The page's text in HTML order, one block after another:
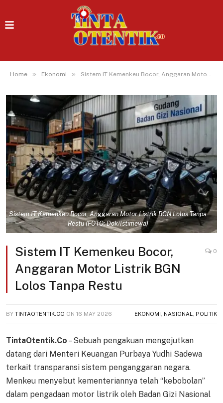
Home » Ekonomi » Sistem IT Kemenkeu Bocor, Anggaran Motor Listrik BGN Lolos Tanpa Restu
Sistem IT Kemenkeu Bocor, Anggaran Motor Listrik BGN Lolos Tanpa
Restu (FOTO: Dok/Istimewa)
Sistem IT Kemenkeu Bocor,
Anggaran Motor Listrik BGN
Lolos Tanpa Restu
0
BY TINTAOTENTIK.CO ON 16 MAY 2026 EKONOMI NASIONAL POLITIK
TintaOtentik.Co – Sebuah pengakuan mengejutkan
datang dari Menteri Keuangan Purbaya Yudhi Sadewa
terkait transparansi sistem penganggaran negara.
Menkeu menyebut kementeriannya telah “kebobolan”
dalam pengadaan motor listrik oleh Badan Gizi Nasional